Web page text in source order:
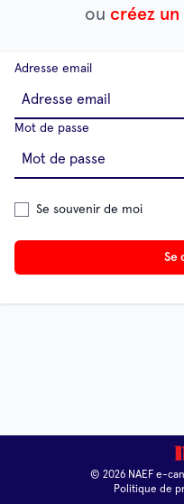
ou créez
Adresse email
Mot de passe
Se souvenir de moi
Se
© 2026 NAEF e-
Politique de